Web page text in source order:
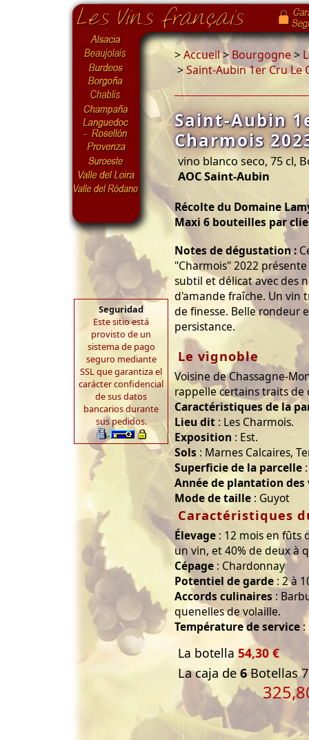
Seguridad
Este sitio está
provisto de un
sistema de pago
seguro mediante
SSL que garantiza el
carácter confidencial
de sus datos
bancarios durante
sus pedidos.
>Accueil>Bourgogne>
>Saint-Aubin 1er Cru Le
Saint-Aubin
Charmois
vino blanco seco, 75 cl,
AOC Saint-Aubin
Récolte du Domaine
Maxi 6 bouteilles par
Notes de dégustation :
"Charmois" 2022
subtil et délicat avec des
d'amande fraîche. Un vin
de finesse. Belle rondeur
persistance.
Le vignoble
Voisine de Chassagne-
rappelle certains traits de
Caractéristiques de la
Lieu dit : Les Charmois.
Exposition : Est.
Sols : Marnes Calcaires,
Superficie de la parcelle
Année de plantation des
Mode de taille : Guyot
Caractéristiques
Élevage : 12 mois en fûts
un vin, et 40% de deux à
Cépage : Chardonnay
Potentiel de garde : 2 à
Accords culinaires :
quenelles de volaille.
Température de service :
La botella 54,30 €
La caja de 6 Botellas